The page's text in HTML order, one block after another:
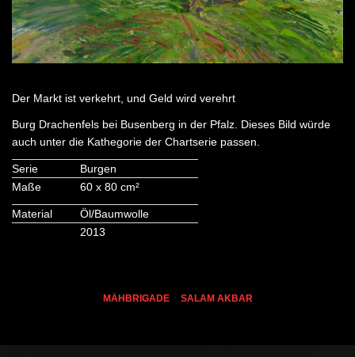
Der Markt ist verkehrt, und Geld wird verehrt
Burg Drachenfels bei Busenberg in der Pfalz. Dieses Bild würde
auch unter die Kathegorie der Chartserie passen.
Serie
Burgen
Maße
60 x 80 cm²
Material
Öl/Baumwolle
2013
MÄHBRIGADE SALAM AKBAR